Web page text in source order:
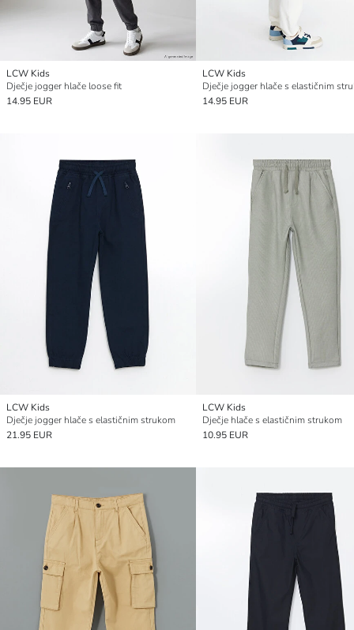
LCW Kids
Dječje jogger hlače loose fit
14.95 EUR
LCW Kids
Dječje jogger hlače s elastičnim
14.95 EUR
LCW Kids
Dječje jogger hlače s elastičnim strukom
21.95 EUR
LCW Kids
Dječje hlače s elastičnim strukom
10.95 EUR